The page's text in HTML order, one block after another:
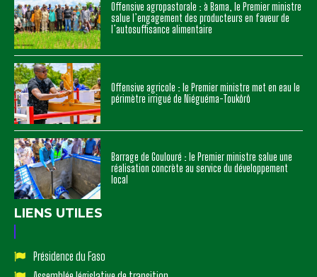
Offensive agropastorale : à Bama, le Premier ministre
salue l’engagement des producteurs en faveur de
l’autosuffisance alimentaire
Offensive agricole : le Premier ministre met en eau le
périmètre irrigué de Niéguéma-Toukôrô
Barrage de Goulouré : le Premier ministre salue une
réalisation concrète au service du développement
local
LIENS UTILES
Présidence du Faso